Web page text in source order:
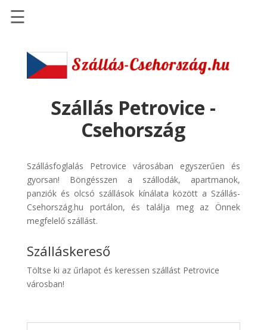
Szállások
Szállásinfo.eu
pénzvisszatérítéssel
Discover
Cars
Transzfer
Kiwi
Taxi
☰
Szállás Petrovice -
Csehország
Szállásfoglalás Petrovice városában egyszerűen és
gyorsan! Böngésszen a szállodák, apartmanok,
panziók és olcsó szállások kínálata között a Szállás-
Csehország.hu portálon, és találja meg az Önnek
megfelelő szállást.
Szálláskereső
Töltse ki az űrlapot és keressen szállást Petrovice
városban!